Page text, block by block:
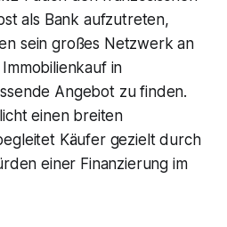
als Bank aufzutreten,
sein großes Netzwerk an
in
Angebot zu finden.
einen breiten
Käufer gezielt durch
einer Finanzierung im